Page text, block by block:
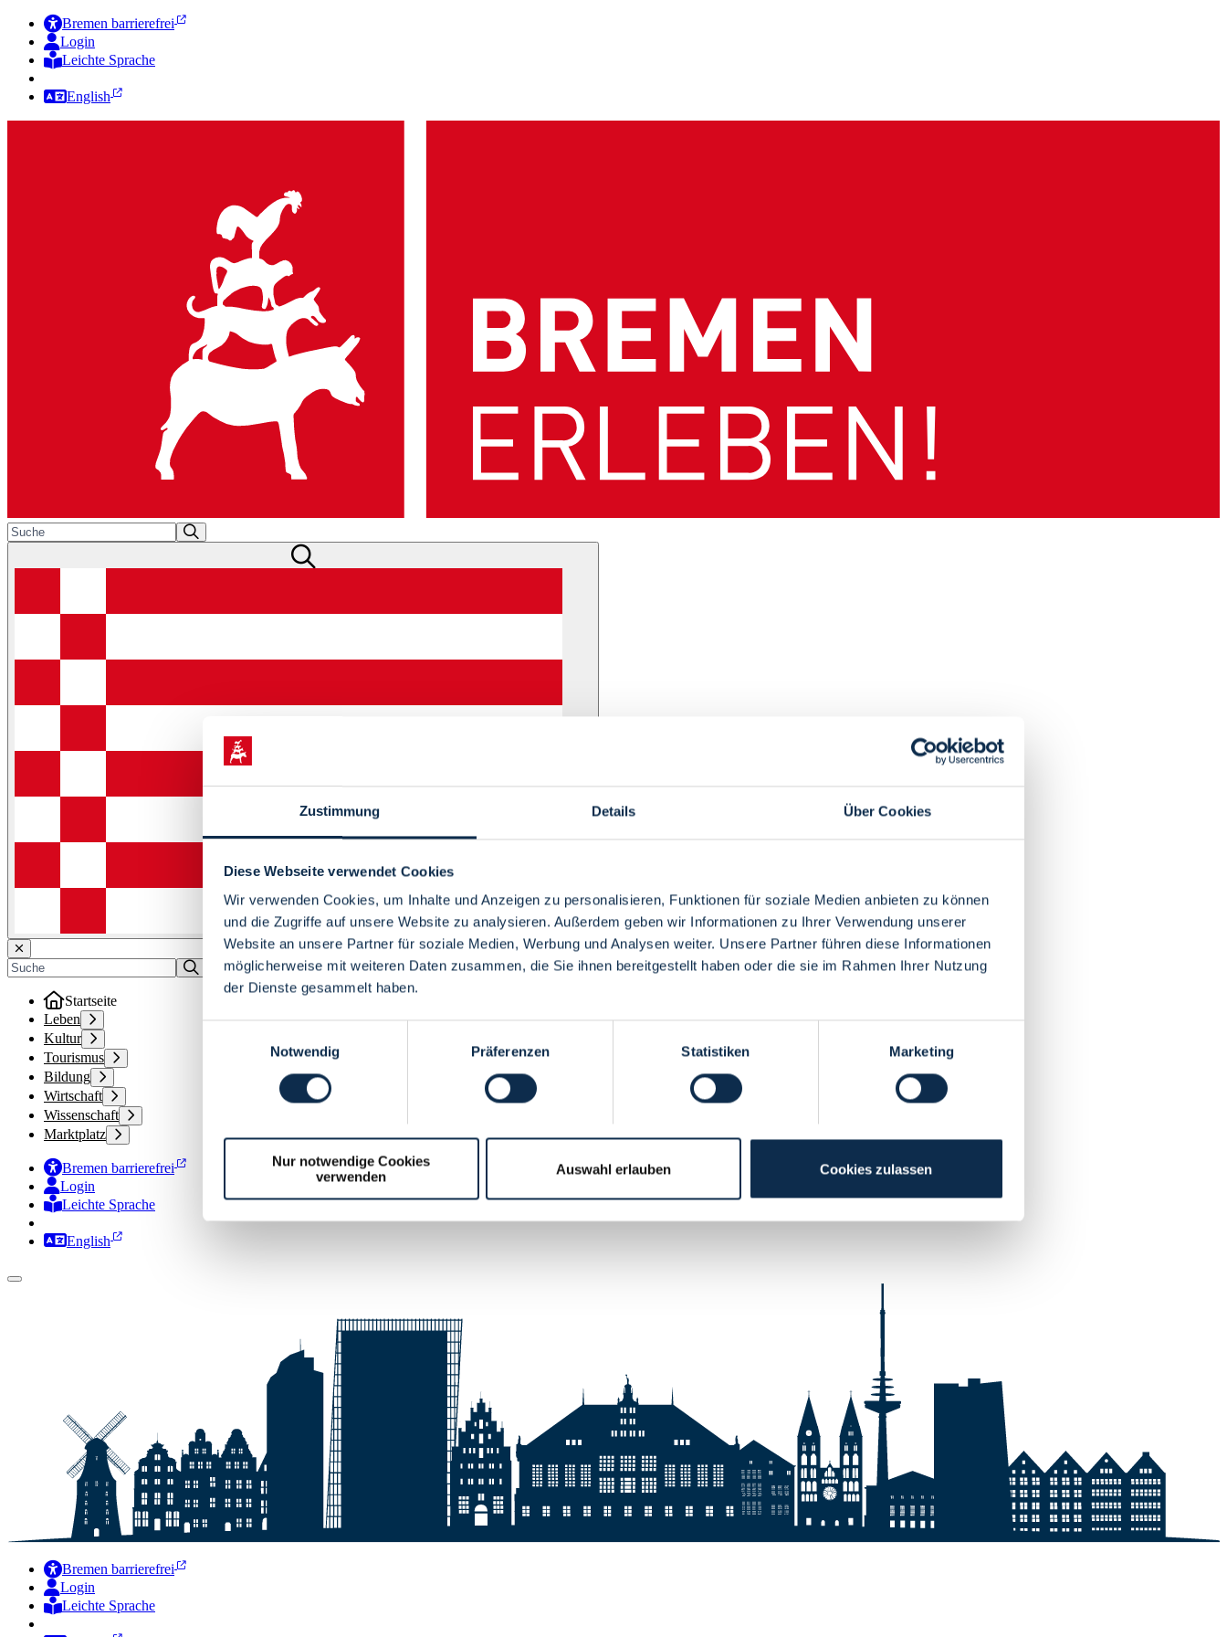
Zustimmung Details Über Cookies
Diese Webseite verwendet Cookies
Wir verwenden Cookies, um Inhalte und Anzeigen zu personalisieren, Funktionen für soziale Medien anbieten zu können
und die Zugriffe auf unsere Website zu analysieren. Außerdem geben wir Informationen zu Ihrer Verwendung unserer
Website an unsere Partner für soziale Medien, Werbung und Analysen weiter. Unsere Partner führen diese Informationen
möglicherweise mit weiteren Daten zusammen, die Sie ihnen bereitgestellt haben oder die sie im Rahmen Ihrer Nutzung
der Dienste gesammelt haben.
Notwendig
Präferenzen Statistiken Marketing
Nur notwendige Cookies
verwenden
Auswahl erlauben Cookies zulassen
Bremen barrierefrei
Login
Leichte Sprache
English
Menü
Startseite
Leben
Kultur
Tourismus
Bildung
Wirtschaft
Wissenschaft
Marktplatz
Bremen barrierefrei
Login
Leichte Sprache
Zur Deutschen Gebärdensprache
English
Bremen barrierefrei
Login
Leichte Sprache